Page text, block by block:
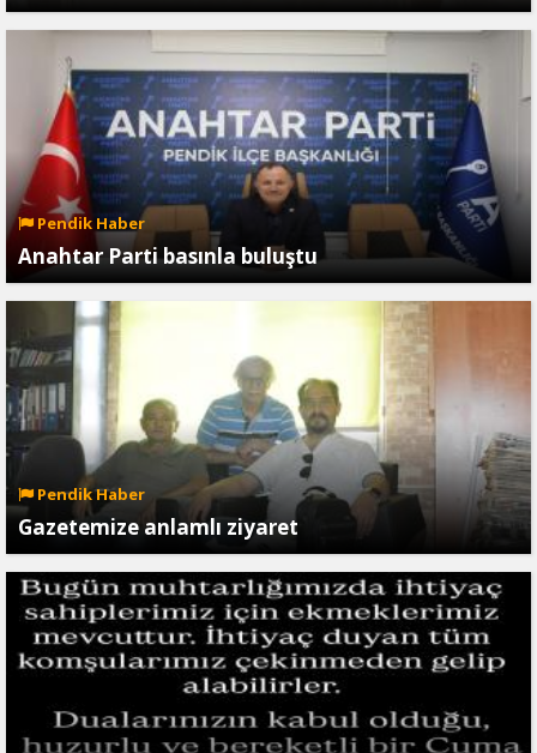
Pendik Haber
Anahtar Parti basınla buluştu
Pendik Haber
Gazetemize anlamlı ziyaret